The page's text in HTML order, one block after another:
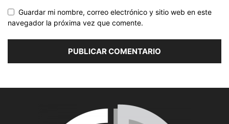
Guardar mi nombre, correo electrónico y sitio web en este
navegador la próxima vez que comente.